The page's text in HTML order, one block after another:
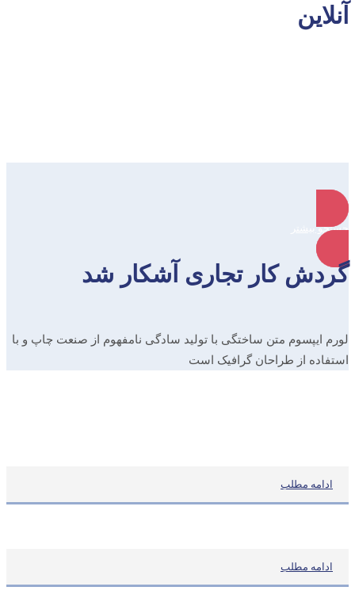
آنلاین
جستجو بیشتر
گردش کار تجاری آشکار شد
لورم ایپسوم متن ساختگی با تولید سادگی نامفهوم از صنعت چاپ و با
استفاده از طراحان گرافیک است
ادامه مطلب
ادامه مطلب